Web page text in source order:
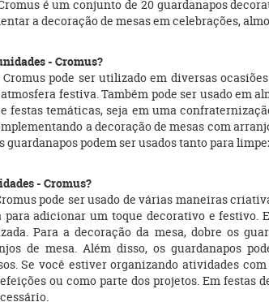
é um conjunto de 20 guardanapos
a decoração de mesas em celebrações,
- Cromus?
pode ser utilizado em diversas
festiva. Também pode ser usado em
festas temáticas, seja em uma
a decoração de mesas com
podem ser usados tanto para
- Cromus?
pode ser usado de várias maneiras
adicionar um toque decorativo e festivo.
Para a decoração da mesa, dobre os
de mesa. Além disso, os guardanapos
Se você estiver organizando atividades
ou como parte dos projetos. Em festas